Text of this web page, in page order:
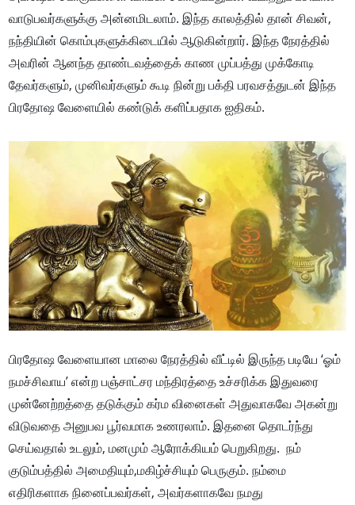
வாடுபவர்களுக்கு அன்னமிடலாம். இந்த காலத்தில் தான் சிவன்,
நந்தியின் கொம்புகளுக்கிடையில் ஆடுகின்றார். இந்த நேரத்தில்
அவரின் ஆனந்த தாண்டவத்தைக் காண முப்பத்து முக்கோடி
தேவர்களும், முனிவர்களும் கூடி நின்று பக்தி பரவசத்துடன் இந்த
பிரதோஷ வேளையில் கண்டுக் களிப்பதாக ஐதிகம்.
பிரதோஷ வேளையான மாலை நேரத்தில் வீட்டில் இருந்த படியே ‘ஓம்
நமச்சிவாய’ என்ற பஞ்சாட்சர மந்திரத்தை உச்சரிக்க இதுவரை
முன்னேற்றத்தை தடுக்கும் கர்ம வினைகள் அதுவாகவே அகன்று
விடுவதை அனுபவ பூர்வமாக உணரலாம். இதனை தொடர்ந்து
செய்வதால் உடலும், மனமும் ஆரோக்கியம் பெறுகிறது. நம்
குடும்பத்தில் அமைதியும்,மகிழ்ச்சியும் பெருகும். நம்மை
எதிரிகளாக நினைப்பவர்கள், அவர்களாகவே நமது